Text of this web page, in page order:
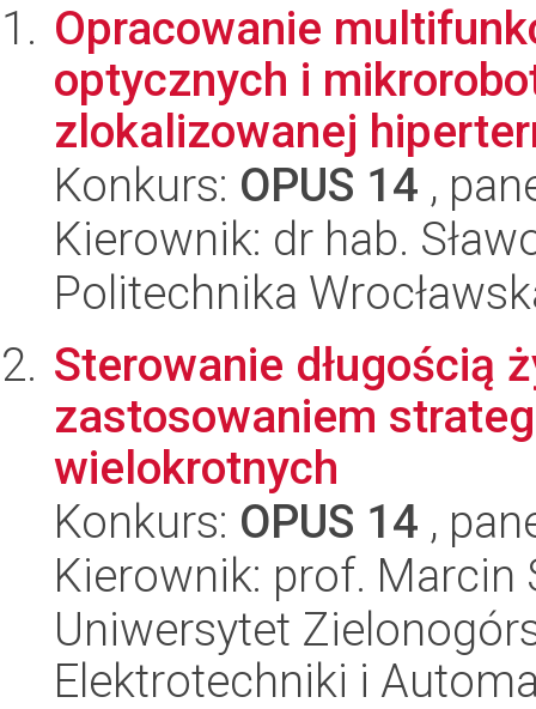
Opracowanie
optycznych i
zlokalizowanej
Konkurs: OPUS 14 ,
Kierownik: dr hab.
Politechnika
Sterowanie długością
zastosowaniem
wielokrotnych
Konkurs: OPUS 14 ,
Kierownik: prof. Marcin
Uniwersytet
Elektrotechniki i